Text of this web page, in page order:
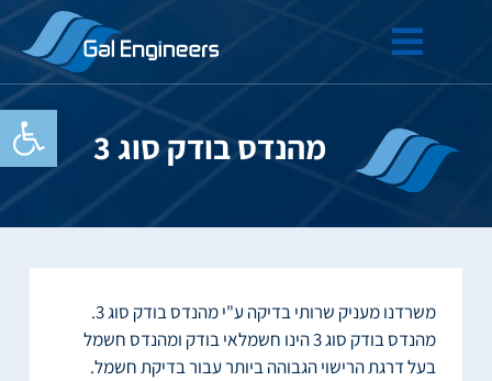
פתח
מהנדס בודק סוג 3
משרדנו מעניק שרותי בדיקה ע"י מהנדס בודק סוג 3.
מהנדס בודק סוג 3 הינו חשמלאי בודק ומהנדס חשמל
בעל דרגת הרישוי הגבוהה ביותר עבור בדיקת חשמל.